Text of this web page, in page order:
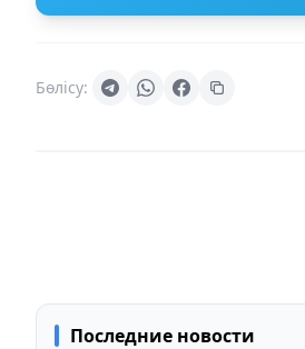
Бөлісу:
Последние новости